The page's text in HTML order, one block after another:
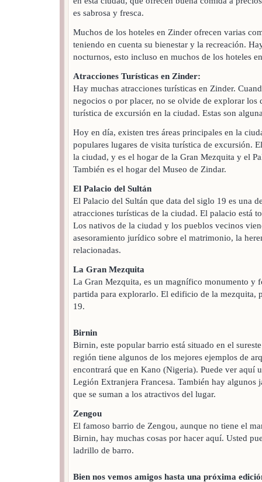
es sabrosa y fresca.
Muchos de los hoteles en Zinder ofrecen varias
teniendo en cuenta su bienestar y la recreación.
nocturnos, esto incluso en muchos de los hoteles
Atracciones Turísticas en Zinder:
Hay muchas atracciones turísticas en Zinder.
negocios o por placer, no se olvide de explorar los
turística de excursión en la ciudad. Estas son
Hoy en día, existen tres áreas principales en la
populares lugares de visita turística de excursión.
la ciudad, y es el hogar de la Gran Mezquita y el
También es el hogar del Museo de Zindar.
El Palacio del Sultán
El Palacio del Sultán que data del siglo 19 es una
atracciones turísticas de la ciudad. El palacio está
Los nativos de la ciudad y los pueblos vecinos
asesoramiento jurídico sobre el matrimonio, la
relacionadas.
La Gran Mezquita
La Gran Mezquita, es un magnífico monumento y
partida para explorarlo. El edificio de la mezquita,
19.
Birnin
Birnin, este popular barrio está situado en el
región tiene algunos de los mejores ejemplos de
encontrará que en Kano (Nigeria). Puede ver aquí
Legión Extranjera Francesa. También hay algunos
que se suman a los atractivos del lugar.
Zengou
El famoso barrio de Zengou, aunque no tiene el
Birnin, hay muchas cosas por hacer aquí. Usted
ladrillo de barro.
Bien nos vemos amigos hasta una próxima